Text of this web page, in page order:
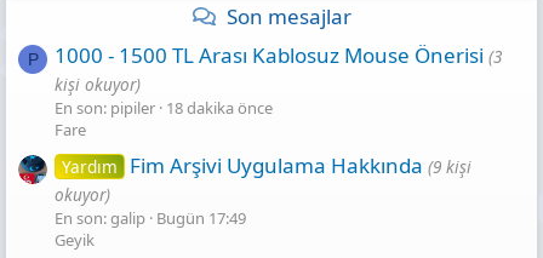
Son mesajlar
P 1000 - 1500 TL Arası Kablosuz Mouse Önerisi (3
kişi okuyor)
En son: pipiler 18 dakika önce
Fare
Yardım Fim Arşivi Uygulama Hakkında (9 kişi
okuyor)
En son: galip Bugün 17:49
Geyik